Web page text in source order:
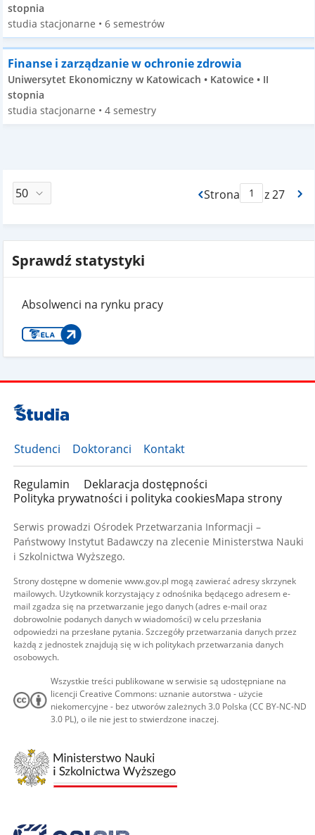
stopnia
studia stacjonarne • 6 semestrów
Finanse i zarządzanie w ochronie zdrowia
Uniwersytet Ekonomiczny w Katowicach • Katowice • II
stopnia
studia stacjonarne • 4 semestry
Strona
Max Stronaz 27
Sprawdź statystyki
Absolwenci na rynku pracy
Studenci Doktoranci Kontakt
Regulamin
Deklaracja dostępności
Polityka prywatności i polityka cookiesMapa strony
Serwis prowadzi Ośrodek Przetwarzania Informacji –
Państwowy Instytut Badawczy na zlecenie Ministerstwa Nauki
i Szkolnictwa Wyższego.
Strony dostępne w domenie www.gov.pl mogą zawierać adresy skrzynek
mailowych. Użytkownik korzystający z odnośnika będącego adresem e-
mail zgadza się na przetwarzanie jego danych (adres e-mail oraz
dobrowolnie podanych danych w wiadomości) w celu przesłania
odpowiedzi na przesłane pytania. Szczegóły przetwarzania danych przez
każdą z jednostek znajdują się w ich politykach przetwarzania danych
osobowych.
Wszystkie treści publikowane w serwisie są udostępniane na
licencji Creative Commons: uznanie autorstwa - użycie
niekomercyjne - bez utworów zależnych 3.0 Polska (CC BY-NC-ND
3.0 PL), o ile nie jest to stwierdzone inaczej.